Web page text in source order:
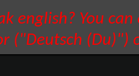
english? You
("Deutsch (Du)")